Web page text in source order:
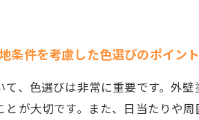
条件を考慮した色選びのポイント
て、色選びは非常に重要です。外
とが大切です。また、日当たりや